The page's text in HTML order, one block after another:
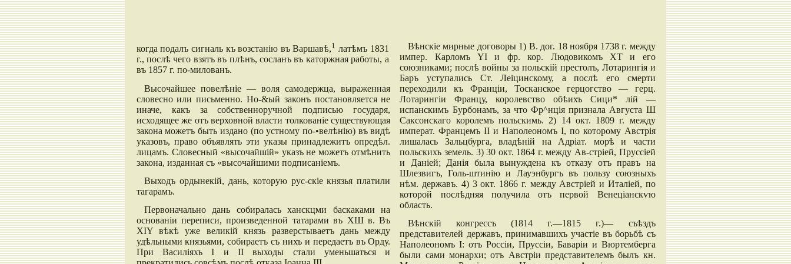
когда подалъ сигналь къ возстанію въ Варшавѣ,1 латѣмъ 1831
г., послѣ чего взятъ въ плѣнъ, сосланъ въ каторжная работы, а
въ 1857 г. по-милованъ.
Высочайшее повелѣніе — воля самодержца, выраженная
словесно или письменно. Но-&ый законъ постановляется не
иначе, какъ за собственноручной подписью государя,
исходящее же отъ верховной власти толкованіе существующая
закона можетъ быть издано (по устному по-•велѣнію) въ видѣ
указовъ, право объявлять эти указы принадлежитъ опредѣл.
лицамъ. Словесный «высочайшій» указъ не можетъ отмѣнить
закона, изданная съ «высочайшими подписаніемъ.
Выходъ ордынекій, дань, которую рус-скіе князья платили
тагарамъ.
Первоначально дань собиралась ханскцми баскаками на
основаніи переписи, произведенной татарами въ ХШ в. Въ
XIY вѣкѣ уже великій князь разверстываетъ дань между
удѣльными князьями, собираетъ съ нихъ и передаетъ въ Орду.
При Василіяхъ I и II выходы стали уменьшаться и
Вѣнскіе мирные договоры 1) В. дог. 18 ноября 1738 г. между
импер. Карломъ YI и фр. кор. Людовикомъ XT и его
союзниками; послѣ войны за польскій престолъ, Лотарингія и
Баръ уступались Ст. Леіцинскому, а послѣ его смерти
переходили къ Франціи, Тосканское герцогство — герц.
Лотарингіи Францу, королевство обѣихъ Сици* лій —
испанскимъ Бурбонамъ, за что Фр^нція признала Августа Ш
Саксонскаго королемъ польскимь. 2) 14 окт. 1809 г. между
императ. Францемъ II и Наполеономъ I, по которому Австрія
лишалась Зальцбурга, владѣній на Адріат. морѣ и части
польскихъ земель. 3) 30 окт. 1864 г. между Ав-стріей, Пруссіей
и Даніей; Данія была вынуждена къ отказу отъ правъ на
Шлезвигъ, Голь-штинію и Лауэнбургъ въ пользу союзныхъ
нѣм. державъ. 4) 3 окт. 1866 г. между Австріей и Италіей, по
которой послѣдняя получила отъ первой Венеціанскѵю
область.
Вѣнскій конгрессъ (1814 г.—1815 г.)— съѣздъ
представителей державъ, принимавшихъ участіе въ борьбѣ съ
Наполеономъ I: отъ Россіи, Пруссіи, Баваріи и Вюртемберга
были сами монархи; отъ Австріи представителемъ былъ кн.